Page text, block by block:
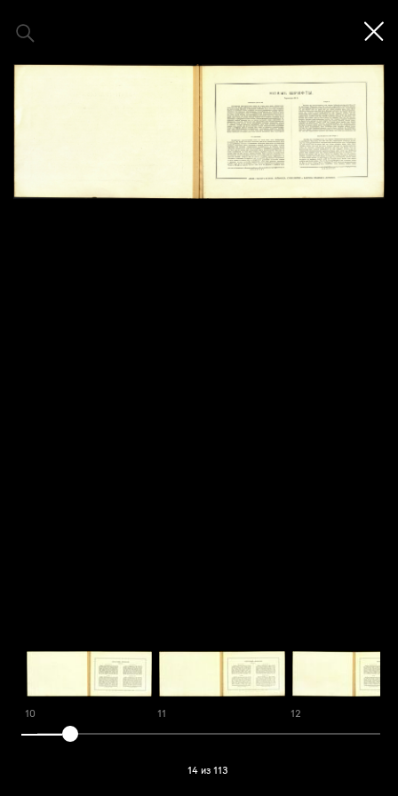
10 11 12
14 из 113